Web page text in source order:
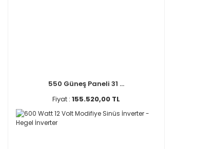
550 Güneş Paneli 31 ...
Fiyat : 155.520,00 TL